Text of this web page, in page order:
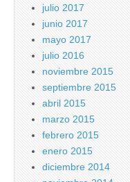
julio 2017
junio 2017
mayo 2017
julio 2016
noviembre 2015
septiembre 2015
abril 2015
marzo 2015
febrero 2015
enero 2015
diciembre 2014